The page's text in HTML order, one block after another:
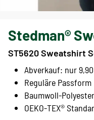
Stedman®
ST5620 Sweatshirt
Abverkauf: nur
Reguläre Passform
Baumwoll-
OEKO-TEX®